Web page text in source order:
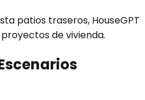
patios traseros, HouseGPT
de vivienda.